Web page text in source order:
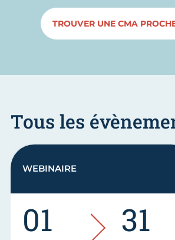
TROUVER UNE CMA
Tous les
01 31
WEBINAIRE